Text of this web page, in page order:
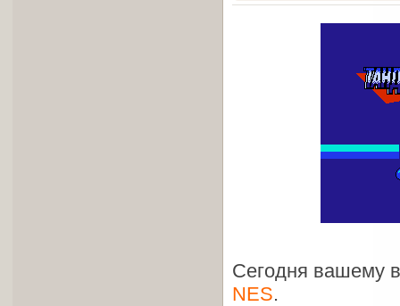
Сегодня вашему
NES.